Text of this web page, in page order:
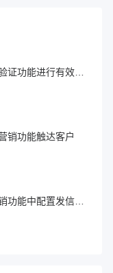
销功能触达客户